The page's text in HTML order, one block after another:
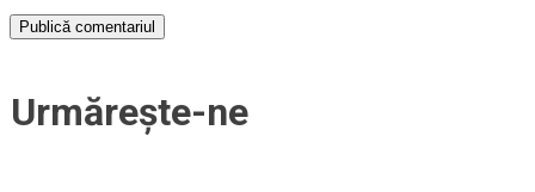
Urmărește-ne